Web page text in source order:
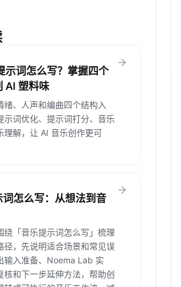
示词怎么写？掌握四个
AI 塑料味
绪、人声和编曲四个结构入
示词优化、提示词打分、音乐
理解，让 AI 音乐创作更可
arrow_forward
词怎么写：从想法到音
绕「音乐提示词怎么写」梳理
径，先说明适合场景和常见误
输入准备、Noema Lab 实
核和下一步延伸方法，帮助创
arrow_forward